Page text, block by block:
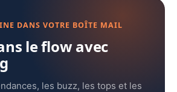
DANS VOTRE BOÎTE MAIL
le flow avec
les buzz, les tops et les